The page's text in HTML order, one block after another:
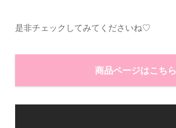
是非チェックしてみてくださいね♡
商品ページはこちら